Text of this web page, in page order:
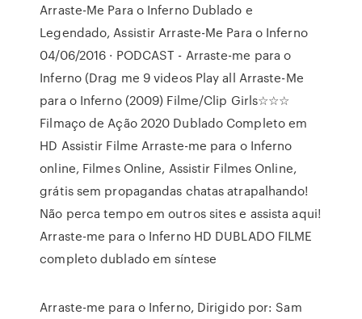
Arraste-Me Para o Inferno Dublado e
Legendado, Assistir Arraste-Me Para o Inferno
04/06/2016 · PODCAST - Arraste-me para o
Inferno (Drag me 9 videos Play all Arraste-Me
para o Inferno (2009) Filme/Clip Girls☆☆☆
Filmaço de Ação 2020 Dublado Completo em
HD Assistir Filme Arraste-me para o Inferno
online, Filmes Online, Assistir Filmes Online,
grátis sem propagandas chatas atrapalhando!
Não perca tempo em outros sites e assista aqui!
Arraste-me para o Inferno HD DUBLADO FILME
completo dublado em síntese
Arraste-me para o Inferno, Dirigido por: Sam